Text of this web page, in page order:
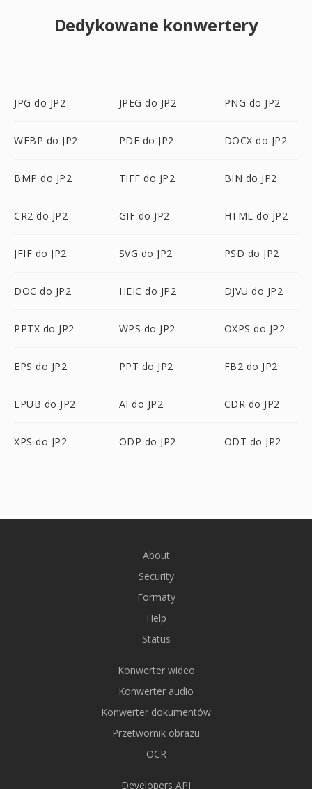
Dedykowane konwertery
JPG do JP2 JPEG do JP2 PNG do JP2
WEBP do JP2 PDF do JP2 DOCX do JP2
BMP do JP2 TIFF do JP2 BIN do JP2
CR2 do JP2 GIF do JP2 HTML do JP2
JFIF do JP2 SVG do JP2 PSD do JP2
DOC do JP2 HEIC do JP2 DJVU do JP2
PPTX do JP2 WPS do JP2 OXPS do JP2
EPS do JP2 PPT do JP2 FB2 do JP2
EPUB do JP2 AI do JP2 CDR do JP2
XPS do JP2 ODP do JP2 ODT do JP2
About
Security
Formaty
Help
Status
Konwerter wideo
Konwerter audio
Konwerter dokumentów
Przetwornik obrazu
OCR
Developers API